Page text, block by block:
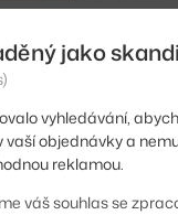
jako
vyhledávání,
vaší objednávky a
reklamou.
váš souhlas se